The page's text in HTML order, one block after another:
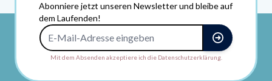
Abonniere jetzt unseren Newsletter und bleibe auf
dem Laufenden!
Mit dem Absenden akzeptiere ich die Datenschutzerklärung.